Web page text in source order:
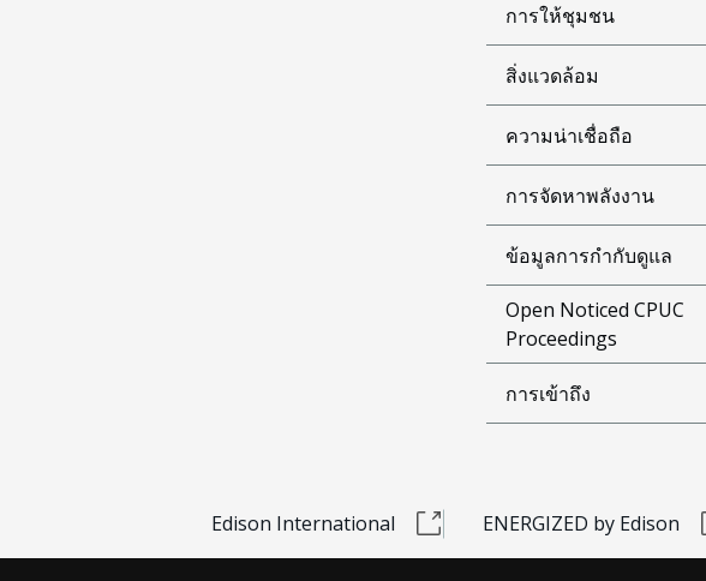
การให้ชุมชน
สิ่งแวดล้อม
ความน่าเชื่อถือ
การจัดหาพลังงาน
ข้อมูลการกำกับดูแล
Open Noticed CPUC
Proceedings
การเข้าถึง
Edison International ENERGIZED by Edison